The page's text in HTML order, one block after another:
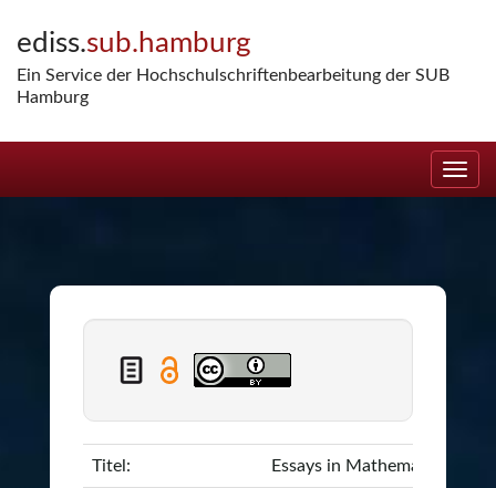
navigation
ediss.sub.hamburg
Ein Service der Hochschulschriftenbearbeitung der SUB
Hamburg
Titel: Essays in Mathematical